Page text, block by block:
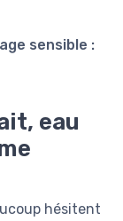
sensible :
eau
hésitent